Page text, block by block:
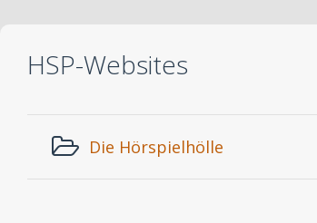
HSP-Websites
Die Hörspielhölle